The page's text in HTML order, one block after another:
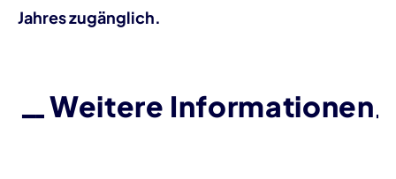
Jahres zugänglich.
Weitere Informationen